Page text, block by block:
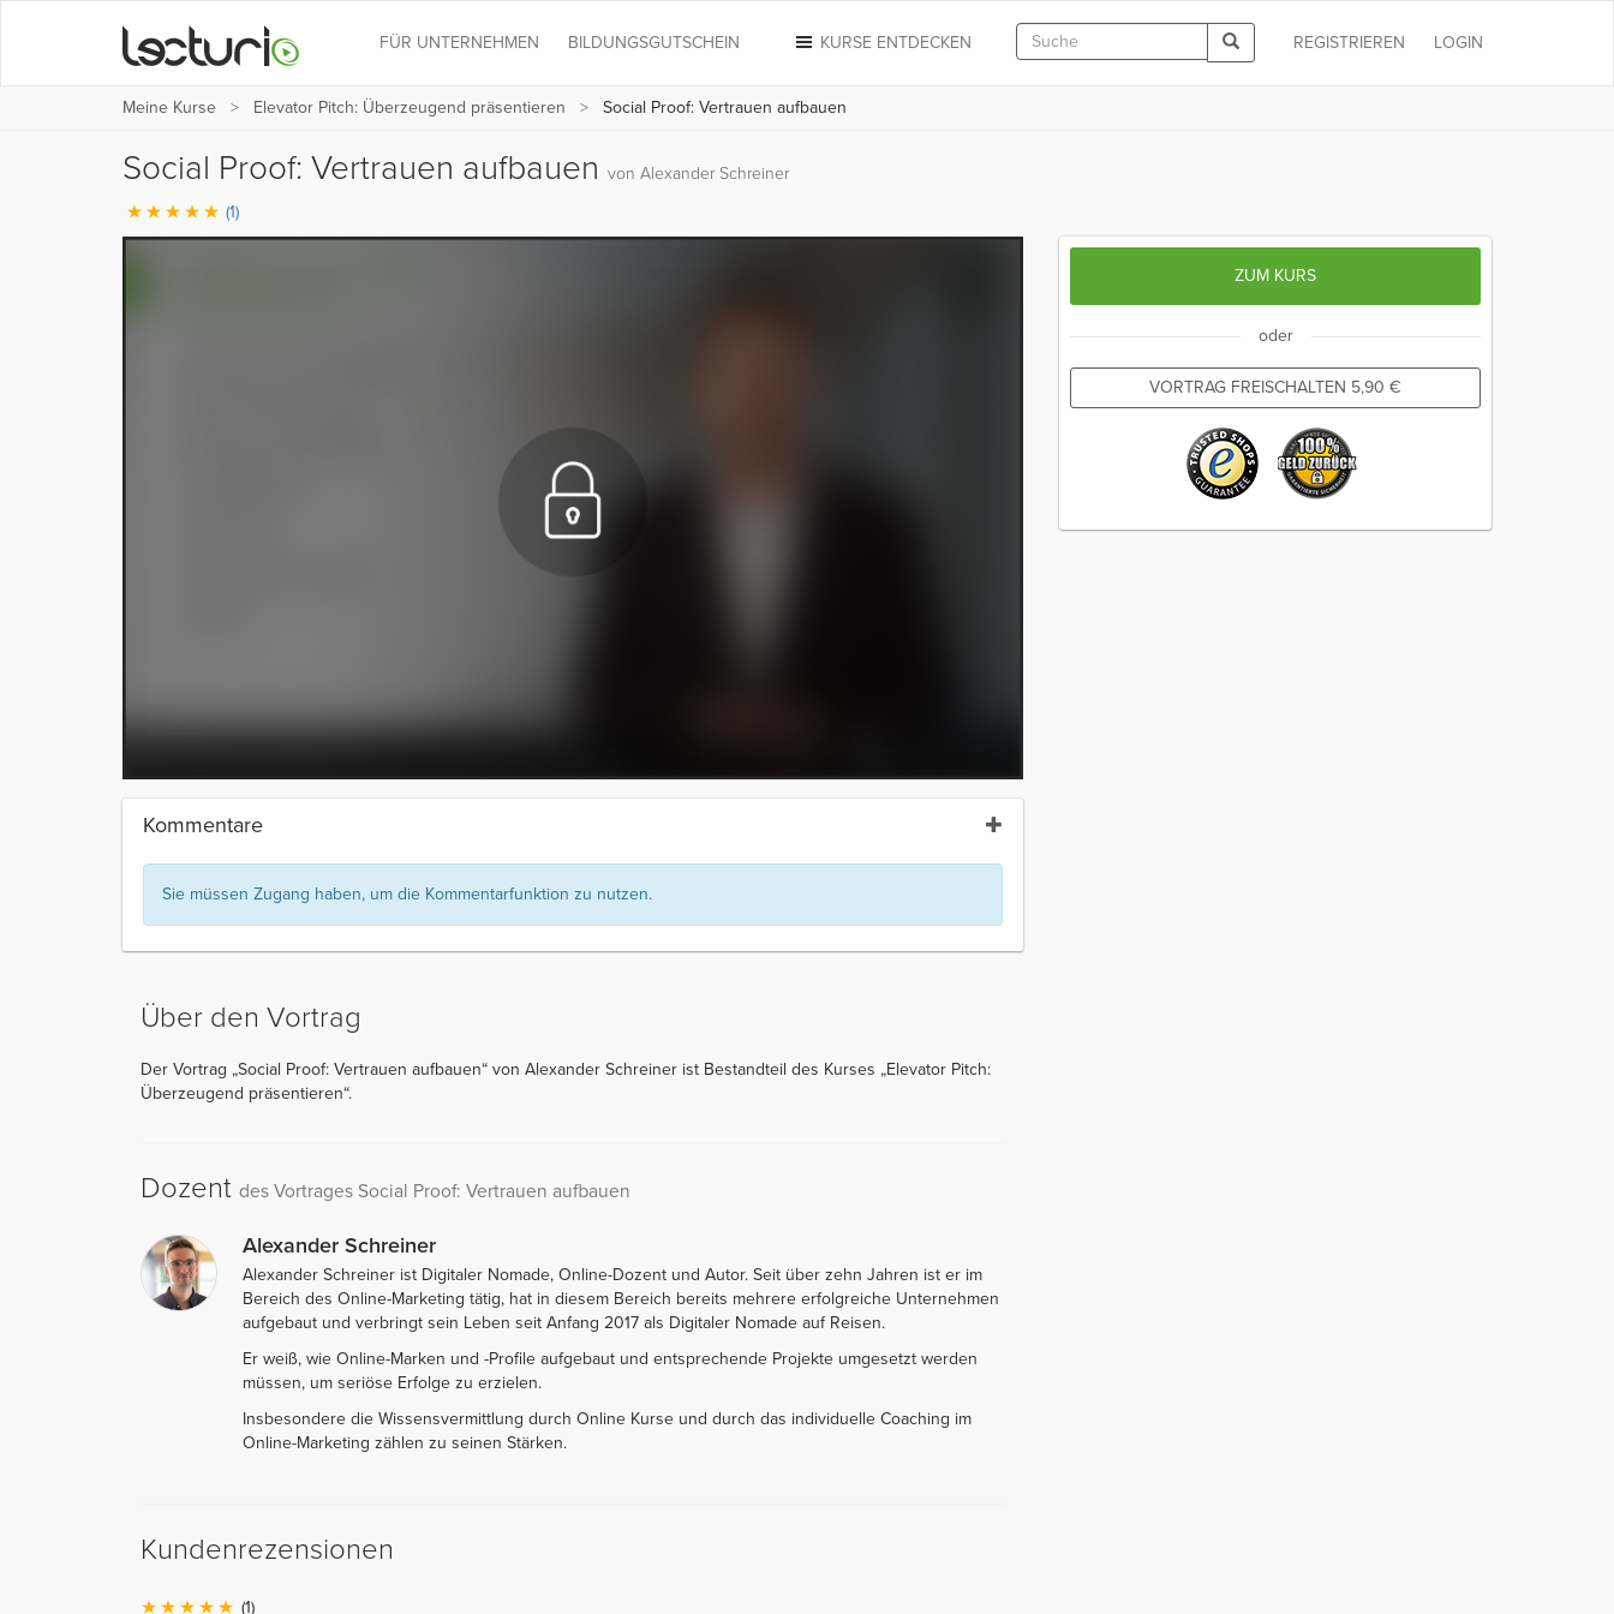
LOGIN
REGISTRIEREN
KURSE ENTDECKEN
FÜR UNTERNEHMEN BILDUNGSGUTSCHEIN
Meine Kurse Elevator Pitch: Überzeugend präsentieren Social Proof: Vertrauen aufbauen
Social Proof: Vertrauen aufbauen von Alexander Schreiner
(1)
Kommentare
Sie müssen Zugang haben, um die Kommentarfunktion zu nutzen.
Über den Vortrag
Der Vortrag „Social Proof: Vertrauen aufbauen“ von Alexander Schreiner ist Bestandteil des Kurses „Elevator Pitch:
Überzeugend präsentieren“.
Dozent des Vortrages Social Proof: Vertrauen aufbauen
Alexander Schreiner
Alexander Schreiner ist Digitaler Nomade, Online-Dozent und Autor. Seit über zehn Jahren ist er im
Bereich des Online-Marketing tätig, hat in diesem Bereich bereits mehrere erfolgreiche Unternehmen
aufgebaut und verbringt sein Leben seit Anfang 2017 als Digitaler Nomade auf Reisen.
Er weiß, wie Online-Marken und -Profile aufgebaut und entsprechende Projekte umgesetzt werden
müssen, um seriöse Erfolge zu erzielen.
Insbesondere die Wissensvermittlung durch Online Kurse und durch das individuelle Coaching im
Online-Marketing zählen zu seinen Stärken.
Kundenrezensionen
(1)
ZUM KURS
oder
VORTRAG FREISCHALTEN 5,90 €